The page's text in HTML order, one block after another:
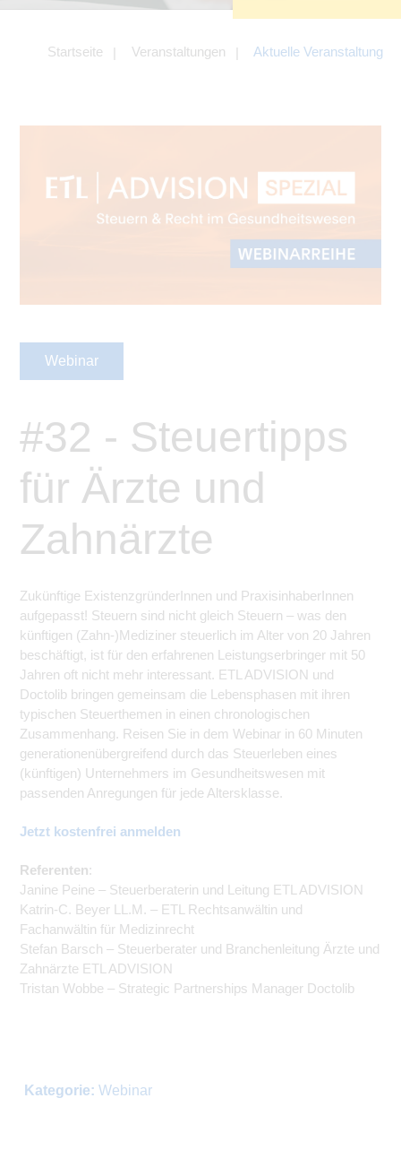
Startseite Veranstaltungen Aktuelle Veranstaltung
Webinar
#32 - Steuertipps
für Ärzte und
Zahnärzte
Zukünftige ExistenzgründerInnen und PraxisinhaberInnen
aufgepasst! Steuern sind nicht gleich Steuern – was den
künftigen (Zahn-)Mediziner steuerlich im Alter von 20 Jahren
beschäftigt, ist für den erfahrenen Leistungserbringer mit 50
Jahren oft nicht mehr interessant. ETL ADVISION und
Doctolib bringen gemeinsam die Lebensphasen mit ihren
typischen Steuerthemen in einen chronologischen
Zusammenhang. Reisen Sie in dem Webinar in 60 Minuten
generationenübergreifend durch das Steuerleben eines
(künftigen) Unternehmers im Gesundheitswesen mit
passenden Anregungen für jede Altersklasse.
Jetzt kostenfrei anmelden
Referenten:
Janine Peine – Steuerberaterin und Leitung ETL ADVISION
Katrin-C. Beyer LL.M. – ETL Rechtsanwältin und
Fachanwältin für Medizinrecht
Stefan Barsch – Steuerberater und Branchenleitung Ärzte und
Zahnärzte ETL ADVISION
Tristan Wobbe – Strategic Partnerships Manager Doctolib
Kategorie: Webinar
Angebotes einschließlich der
Angeboten von z.B. Facebook und
LinkedIn.